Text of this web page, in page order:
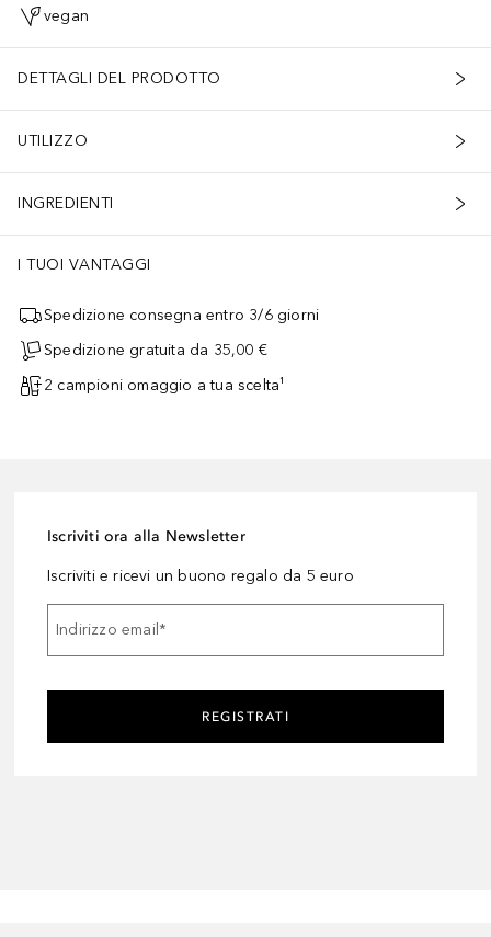
vegan
DETTAGLI DEL PRODOTTO
UTILIZZO
INGREDIENTI
I TUOI VANTAGGI
Spedizione consegna entro 3/6 giorni
Spedizione gratuita da 35,00 €
2 campioni omaggio a tua scelta¹
Iscriviti ora alla Newsletter
Iscriviti e ricevi un buono regalo da 5 euro
Indirizzo email*
REGISTRATI